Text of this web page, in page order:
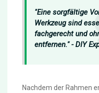
"Eine sorgfältige
Werkzeug sind
fachgerecht und
entfernen." - DIY
Nachdem der Rahmen